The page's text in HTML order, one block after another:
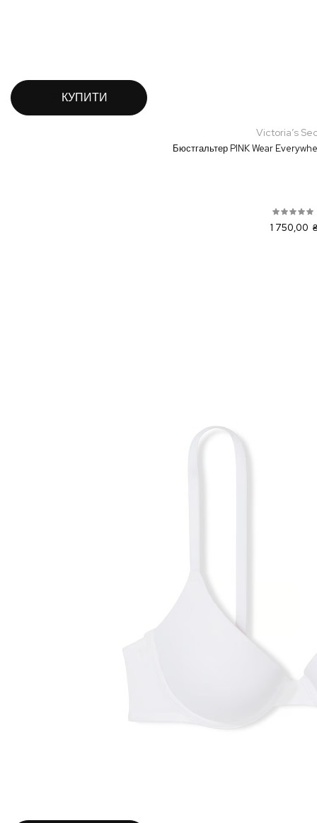
КУПИТИ
Victoria’s
Бюстгальтер PINK Wear
1 750,00 ₴